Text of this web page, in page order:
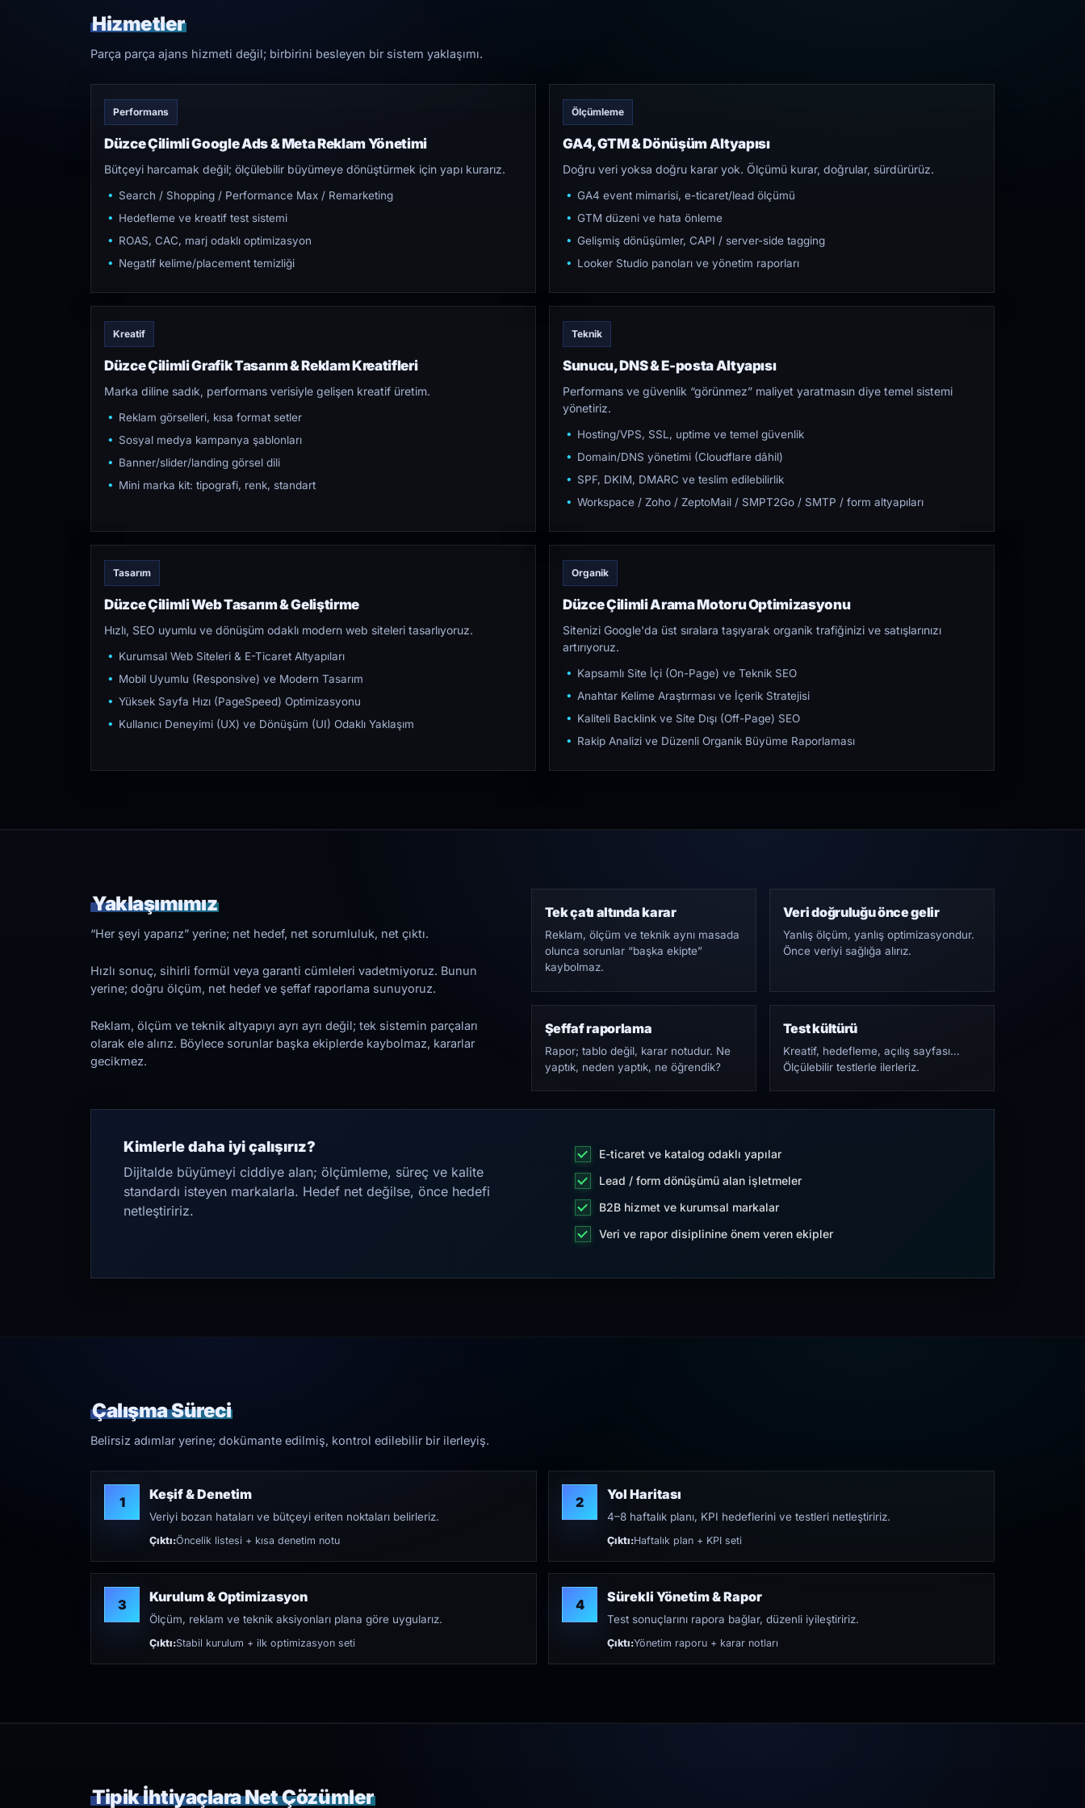
Hizmetler
Parça parça ajans hizmeti değil; birbirini besleyen bir sistem yaklaşımı.
Performans
Düzce Çilimli Google Ads & Meta Reklam Yönetimi
Bütçeyi harcamak değil; ölçülebilir büyümeye dönüştürmek için yapı kurarız.
Search / Shopping / Performance Max / Remarketing
Hedefleme ve kreatif test sistemi
ROAS, CAC, marj odaklı optimizasyon
Negatif kelime/placement temizliği
Ölçümleme
GA4, GTM & Dönüşüm Altyapısı
Doğru veri yoksa doğru karar yok. Ölçümü kurar, doğrular, sürdürürüz.
GA4 event mimarisi, e-ticaret/lead ölçümü
GTM düzeni ve hata önleme
Gelişmiş dönüşümler, CAPI / server-side tagging
Looker Studio panoları ve yönetim raporları
Kreatif
Düzce Çilimli Grafik Tasarım & Reklam Kreatifleri
Marka diline sadık, performans verisiyle gelişen kreatif üretim.
Reklam görselleri, kısa format setler
Sosyal medya kampanya şablonları
Banner/slider/landing görsel dili
Mini marka kit: tipografi, renk, standart
Teknik
Sunucu, DNS & E-posta Altyapısı
Performans ve güvenlik “görünmez” maliyet yaratmasın diye temel sistemi
yönetiriz.
Hosting/VPS, SSL, uptime ve temel güvenlik
Domain/DNS yönetimi (Cloudflare dâhil)
SPF, DKIM, DMARC ve teslim edilebilirlik
Workspace / Zoho / ZeptoMail / SMPT2Go / SMTP / form altyapıları
Tasarım
Düzce Çilimli Web Tasarım & Geliştirme
Hızlı, SEO uyumlu ve dönüşüm odaklı modern web siteleri tasarlıyoruz.
Kurumsal Web Siteleri & E-Ticaret Altyapıları
Mobil Uyumlu (Responsive) ve Modern Tasarım
Yüksek Sayfa Hızı (PageSpeed) Optimizasyonu
Kullanıcı Deneyimi (UX) ve Dönüşüm (UI) Odaklı Yaklaşım
Organik
Düzce Çilimli Arama Motoru Optimizasyonu
Sitenizi Google'da üst sıralara taşıyarak organik trafiğinizi ve satışlarınızı
artırıyoruz.
Kapsamlı Site İçi (On-Page) ve Teknik SEO
Anahtar Kelime Araştırması ve İçerik Stratejisi
Kaliteli Backlink ve Site Dışı (Off-Page) SEO
Rakip Analizi ve Düzenli Organik Büyüme Raporlaması
Yaklaşımımız
“Her şeyi yaparız” yerine; net hedef, net sorumluluk, net çıktı.
Hızlı sonuç, sihirli formül veya garanti cümleleri vadetmiyoruz. Bunun
yerine; doğru ölçüm, net hedef ve şeffaf raporlama sunuyoruz.
Reklam, ölçüm ve teknik altyapıyı ayrı ayrı değil; tek sistemin parçaları
olarak ele alırız. Böylece sorunlar başka ekiplerde kaybolmaz, kararlar
gecikmez.
Tek çatı altında karar
Reklam, ölçüm ve teknik aynı masada
olunca sorunlar “başka ekipte”
kaybolmaz.
Veri doğruluğu önce gelir
Yanlış ölçüm, yanlış optimizasyondur.
Önce veriyi sağlığa alırız.
Şeffaf raporlama
Rapor; tablo değil, karar notudur. Ne
yaptık, neden yaptık, ne öğrendik?
Test kültürü
Kreatif, hedefleme, açılış sayfası…
Ölçülebilir testlerle ilerleriz.
Kimlerle daha iyi çalışırız?
Dijitalde büyümeyi ciddiye alan; ölçümleme, süreç ve kalite
standardı isteyen markalarla. Hedef net değilse, önce hedefi
netleştiririz.
E-ticaret ve katalog odaklı yapılar
Lead / form dönüşümü alan işletmeler
B2B hizmet ve kurumsal markalar
Veri ve rapor disiplinine önem veren ekipler
Çalışma Süreci
Belirsiz adımlar yerine; dokümante edilmiş, kontrol edilebilir bir ilerleyiş.
1 Keşif & Denetim
Veriyi bozan hataları ve bütçeyi eriten noktaları belirleriz.
Çıktı:Öncelik listesi + kısa denetim notu
2 Yol Haritası
4–8 haftalık planı, KPI hedeflerini ve testleri netleştiririz.
Çıktı:Haftalık plan + KPI seti
3 Kurulum & Optimizasyon
Ölçüm, reklam ve teknik aksiyonları plana göre uygularız.
Çıktı:Stabil kurulum + ilk optimizasyon seti
4 Sürekli Yönetim & Rapor
Test sonuçlarını rapora bağlar, düzenli iyileştiririz.
Çıktı:Yönetim raporu + karar notları
Tipik İhtiyaçlara Net Çözümler